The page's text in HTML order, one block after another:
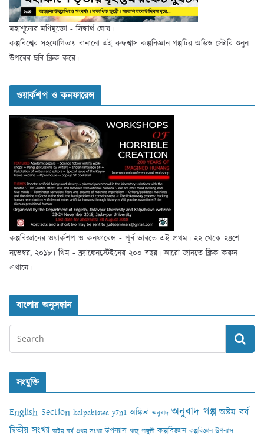
মহাশূন্যের মণিমুক্তো - সিদ্ধার্থ ঘোষ।
কল্পবিশ্বের সহযোগিতায় বানানো এই রুদ্ধশ্বাস কল্পবিজ্ঞান গল্পটির অডিও স্টোরি শুনুন
উপরের ছবি ক্লিক করে।
ওয়ার্কশপ ও কনফারেন্স
কল্পবিজ্ঞানের ওয়ার্কশপ ও কনফারেন্স - পূর্ব ভারতে এই প্রথম। ২২ থেকে ২৪শে
নভেম্বর, ২০১৮। থিম - ফ্র্যাঙ্কেনস্টেইনের ২০০ বছর। আরো জানতে ক্লিক করুন
এখানে।
বাংলায় অনুসন্ধান
সংযুক্তি
English Section kalpabiswa y7n1 অঙ্কিতা অনুবাদ অনুবাদ গল্প অষ্টম বর্ষ
দ্বিতীয় সংখ্যা অষ্টম বর্ষ প্রথম সংখ্যা উপন্যাস ঋজু গাঙ্গুলী কল্পবিজ্ঞান কল্পবিজ্ঞান উপন্যাস